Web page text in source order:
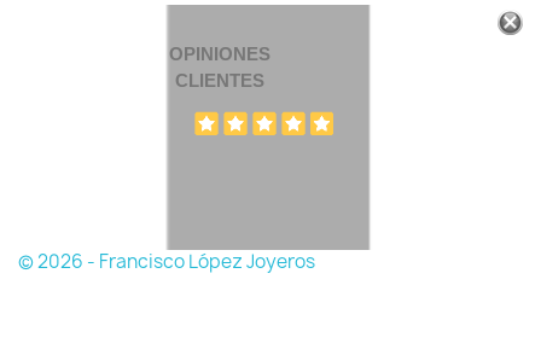
OPINIONES
CLIENTES
© 2026 - Francisco López Joyeros